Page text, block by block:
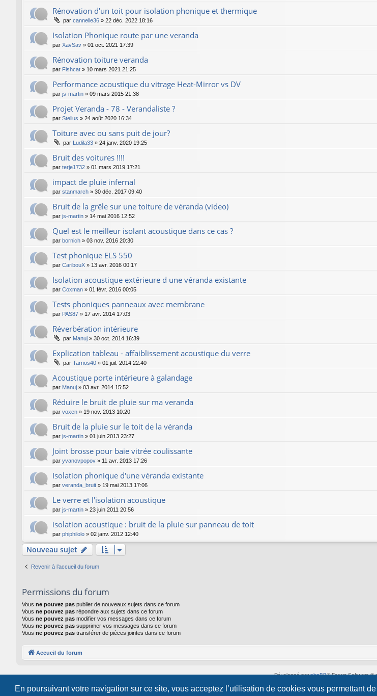
En poursuivant votre navigation sur ce site, vous acceptez l’utilisation de cookies vous permettant
Rénovation d'un toit pour isolation phonique et thermique
par cannelle36 » 22 déc. 2022 18:16
Isolation Phonique route par une veranda
par XavSav » 01 oct. 2021 17:39
Rénovation toiture veranda
par Fishcat » 10 mars 2021 21:25
Performance acoustique du vitrage Heat-Mirror vs DV
par js-martin » 09 mars 2015 21:38
Projet Veranda - 78 - Verandaliste ?
par Stelius » 24 août 2020 16:34
Toiture avec ou sans puit de jour?
par Ludila33 » 24 janv. 2020 19:25
Bruit des voitures !!!!
par terje1732 » 01 mars 2019 17:21
impact de pluie infernal
par stanmarch » 30 déc. 2017 09:40
Bruit de la grêle sur une toiture de véranda (video)
par js-martin » 14 mai 2016 12:52
Quel est le meilleur isolant acoustique dans ce cas ?
par bornich » 03 nov. 2016 20:30
Test phonique ELS 550
par CaribouX » 13 avr. 2016 00:17
Isolation acoustique extérieure d une véranda existante
par Coxman » 01 févr. 2016 00:05
Tests phoniques panneaux avec membrane
par PAS87 » 17 avr. 2014 17:03
Réverbération intérieure
par Manuj » 30 oct. 2014 16:39
Explication tableau - affaiblissement acoustique du verre
par Tarnos40 » 01 juil. 2014 22:40
Acoustique porte intérieure à galandage
par Manuj » 03 avr. 2014 15:52
Réduire le bruit de pluie sur ma veranda
par voxen » 19 nov. 2013 10:20
Bruit de la pluie sur le toit de la véranda
par js-martin » 01 juin 2013 23:27
Joint brosse pour baie vitrée coulissante
par yvanovpopov » 11 avr. 2013 17:26
Isolation phonique d'une véranda existante
par veranda_bruit » 19 mai 2013 17:06
Le verre et l'isolation acoustique
par js-martin » 23 juin 2011 20:56
isolation acoustique : bruit de la pluie sur panneau de toit
par phiphilolo » 02 janv. 2012 12:40
Nouveau sujet
Revenir à l’accueil du forum
Permissions du forum
Vous ne pouvez pas publier de nouveaux sujets dans ce forum
Vous ne pouvez pas répondre aux sujets dans ce forum
Vous ne pouvez pas modifier vos messages dans ce forum
Vous ne pouvez pas supprimer vos messages dans ce forum
Vous ne pouvez pas transférer de pièces jointes dans ce forum
Accueil du forum
Développé parphpBB® Forum Software ©
Traduction française officielle©